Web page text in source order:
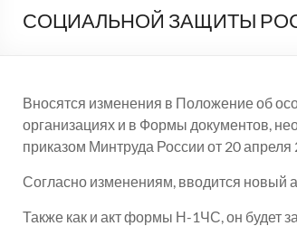
СОЦИАЛЬНОЙ ЗАЩИТЫ
Вносятся изменения в Положение об
организациях и в Формы документов,
приказом Минтруда России от 20
Согласно изменениям, вводится новый
Также как и акт формы Н-1ЧС, он будет